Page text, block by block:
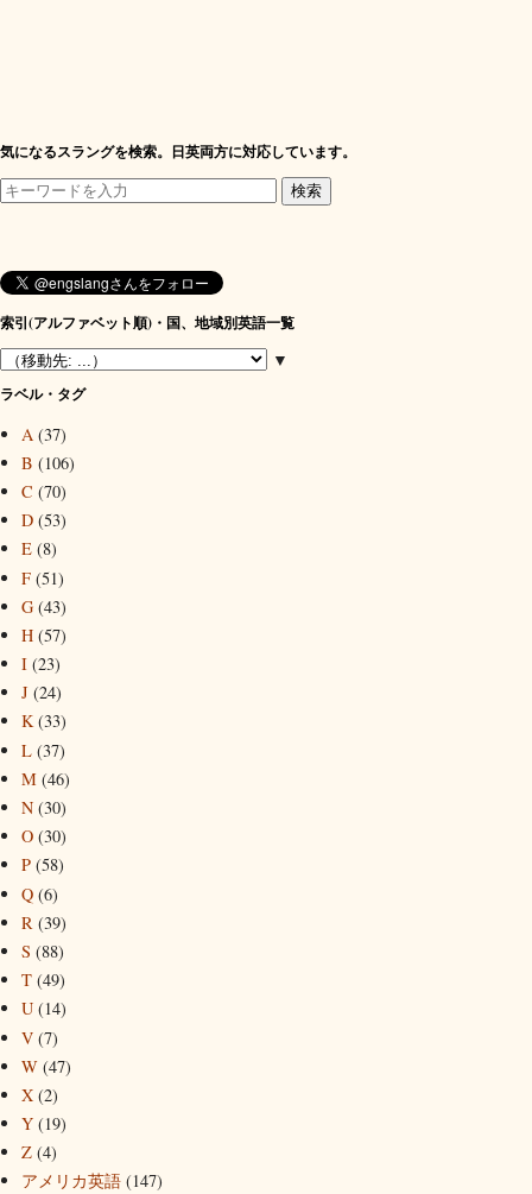
気になるスラングを検索。日英両方に対応しています。
索引(アルファベット順)・国、地域別英語一覧
▼
ラベル・タグ
A (37)
B (106)
C (70)
D (53)
E (8)
F (51)
G (43)
H (57)
I (23)
J (24)
K (33)
L (37)
M (46)
N (30)
O (30)
P (58)
Q (6)
R (39)
S (88)
T (49)
U (14)
V (7)
W (47)
X (2)
Y (19)
Z (4)
アメリカ英語 (147)